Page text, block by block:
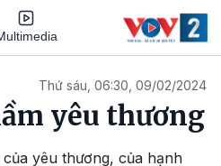
Thứ sáu, 06:30, 09/02/2024
yêu thương
yêu thương, của hạnh